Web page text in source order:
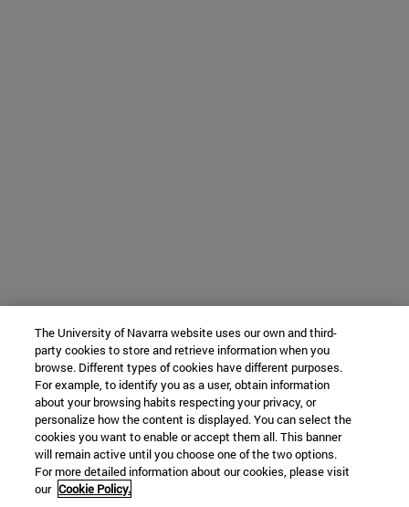
The University of Navarra website uses our own and third-
party cookies to store and retrieve information when you
browse. Different types of cookies have different purposes.
For example, to identify you as a user, obtain information
about your browsing habits respecting your privacy, or
personalize how the content is displayed. You can select the
cookies you want to enable or accept them all. This banner
will remain active until you choose one of the two options.
For more detailed information about our cookies, please visit
our Cookie Policy.